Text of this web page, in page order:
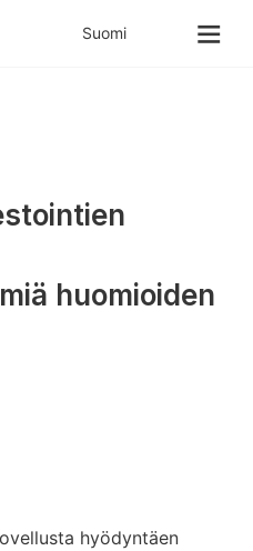
huomioiden
hyödyntäen